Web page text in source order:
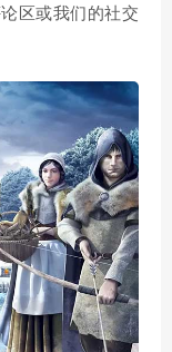
区或我们的社交